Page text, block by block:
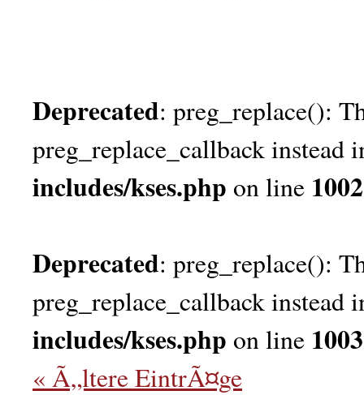
Deprecated: preg_replace():
preg_replace_callback instead
includes/kses.php on line 1002
Deprecated: preg_replace():
preg_replace_callback instead
includes/kses.php on line 1003
« Ã„ltere EintrÃ¤ge